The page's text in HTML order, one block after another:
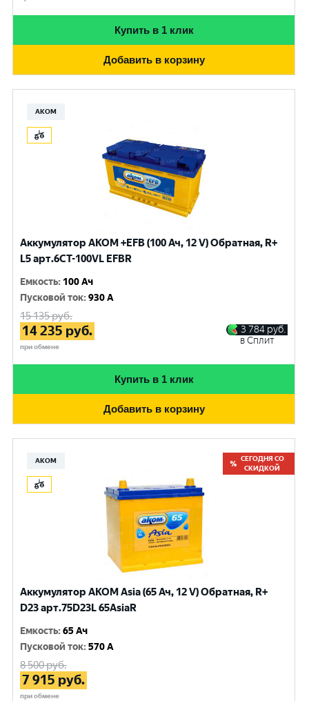
Купить в 1 клик
Добавить в корзину
АКОМ
Аккумулятор AKOM +EFB (100 Ач, 12 V) Обратная, R+
L5 арт.6СТ-100VL EFBR
Емкость: 100 Ач
Пусковой ток:930 A
15 135руб.
14 235 руб.
при обмене
3 784 руб.
в Сплит
Купить в 1 клик
Добавить в корзину
АКОМ
СЕГОДНЯ СО
СКИДКОЙ
Аккумулятор AKOM Asia (65 Ач, 12 V) Обратная, R+
D23 арт.75D23L 65AsiaR
Емкость:65 Ач
Пусковой ток:570 A
8 500руб.
7 915 руб.
при обмене